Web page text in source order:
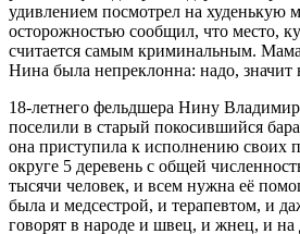
удивлением посмотрел на худенькую
осторожностью сообщил, что место,
считается самым криминальным. Мама
Нина была непреклонна: надо, значит
18-летнего фельдшера Нину
поселили в старый покосившийся
она приступила к исполнению своих
округе 5 деревень с общей
тысячи человек, и всем нужна её
была и медсестрой, и терапевтом, и
говорят в народе и швец, и жнец, и на